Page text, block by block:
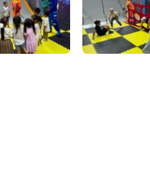
Týrkestan
Ýralsk
Ýst-Kamenogorsk